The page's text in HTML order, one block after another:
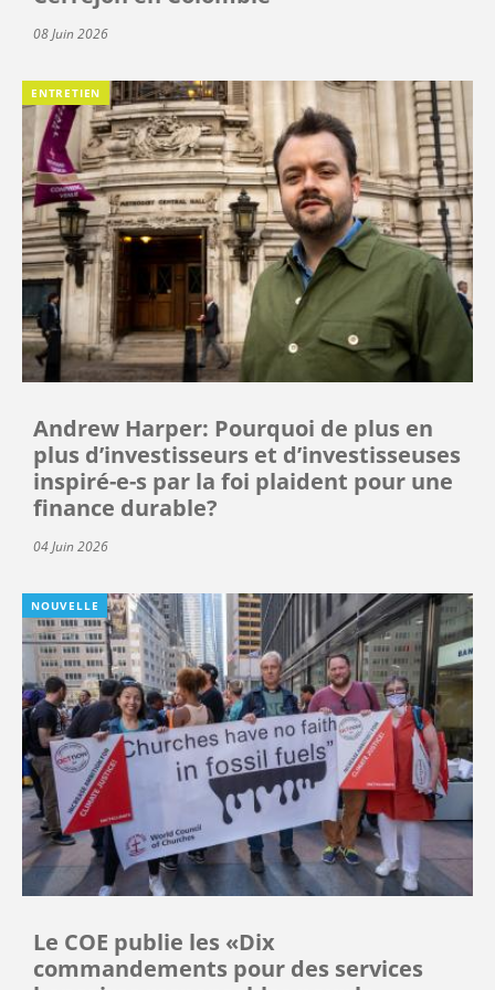
08 Juin 2026
ENTRETIEN
Andrew Harper: Pourquoi de plus en
plus d’investisseurs et d’investisseuses
inspiré-e-s par la foi plaident pour une
finance durable?
04 Juin 2026
NOUVELLE
Le COE publie les «Dix
commandements pour des services